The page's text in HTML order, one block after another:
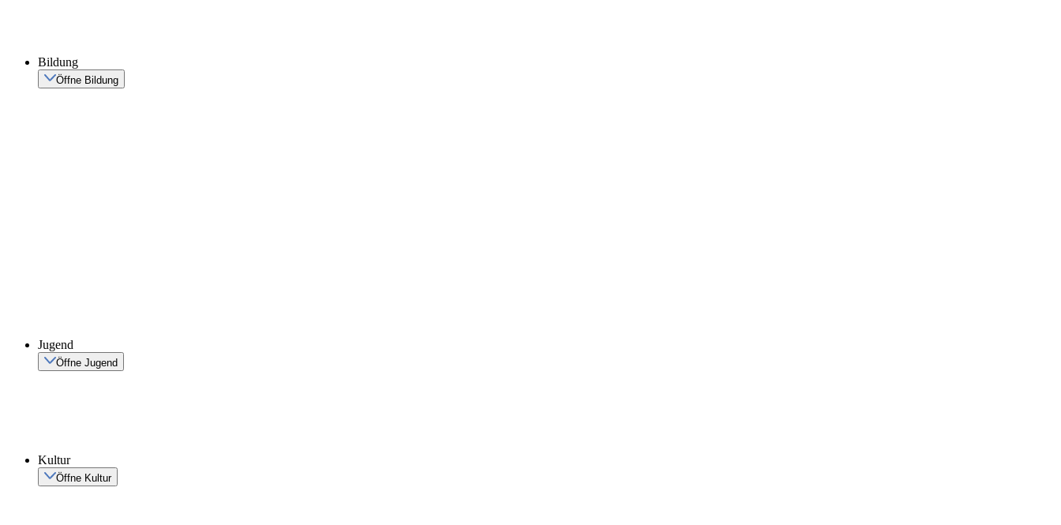
Bildung
Öffne Bildung
Jugend
Öffne Jugend
Kultur
Öffne Kultur